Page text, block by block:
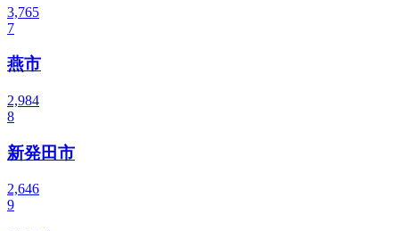
3,765
7
燕市
2,984
8
新発田市
2,646
9